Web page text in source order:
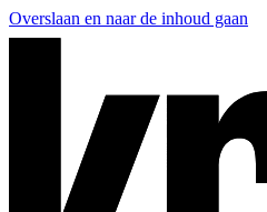
Overslaan en naar de inhoud gaan